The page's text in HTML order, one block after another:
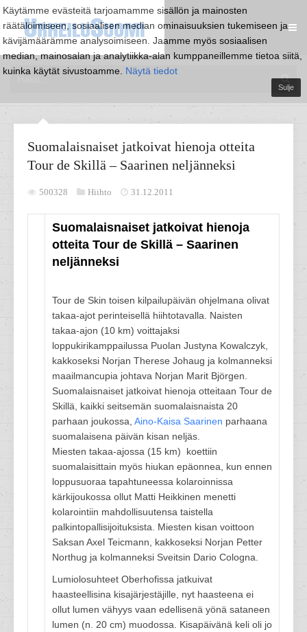
Käytämme evästeitä tarjoamamme sisällön ja mainosten
räätälöimiseen, sosiaalisen median ominaisuuksien tukemiseen ja
kävijämäärämme analysoimiseen. Jaamme myös sosiaalisen
median, mainosalan ja analytiikka-alan kumppaneillemme tietoa siitä,
kuinka käytät sivustoamme. Näytä tiedot
Sulje
Suomalaisnaiset jatkoivat hienoja otteita
Tour de Skillä – Saarinen neljänneksi
500328 Hiihto 31.12.2011
Suomalaisnaiset jatkoivat hienoja
otteita Tour de Skillä – Saarinen
neljänneksi
Tour de Skin toisen kilpailupäivän ohjelmana olivat
takaa-ajot perinteisellä hiihtotavalla. Naisten
takaa-ajon (10 km) voittajaksi
loppukirikamppailussa Puolan Justyna Kowalczyk,
kakkoseksi Norjan Therese Johaug ja kolmanneksi
maailmancupia johtava Norjan Marit Björgen.
Suomalaisnaiset jatkoivat hienoja otteitaan Tour de
Skillä, kaikki seitsemän suomalaisnaista 20
parhaan joukossa, Aino-Kaisa Saarinen parhaana
suomalaisena päivän kisan neljäs.
Miesten takaa-ajossa (15 km) koettiin
suomalaisittain myös hiukan epäonnea, kun ennen
loppusuoraa tapahtuneessa kolaroinnissa
kärkijoukossa ollut Matti Heikkinen menetti
kolarointiin mahdollisuutensa taistella
palkintopallisijoituksista. Miesten kisan voittoon
Saksan Axel Teicmann, kakkoseksi Norjan Petter
Northug ja kolmanneksi Sveitsin Dario Cologna.
Lumiolosuhteet Oberhofissa jatkuivat
haasteellisina kisajärjestäjille, nyt haasteena ei
ollut lumen vähyys vaan edellisenä yönä sataneen
lumen (n. 20 cm) muodossa. Kisapäivänä keli oli jo